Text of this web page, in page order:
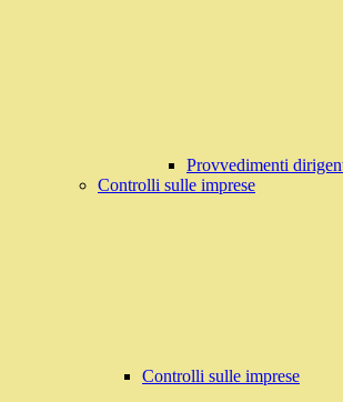
Provvedimenti
Controlli sulle imprese
Controlli sulle imprese